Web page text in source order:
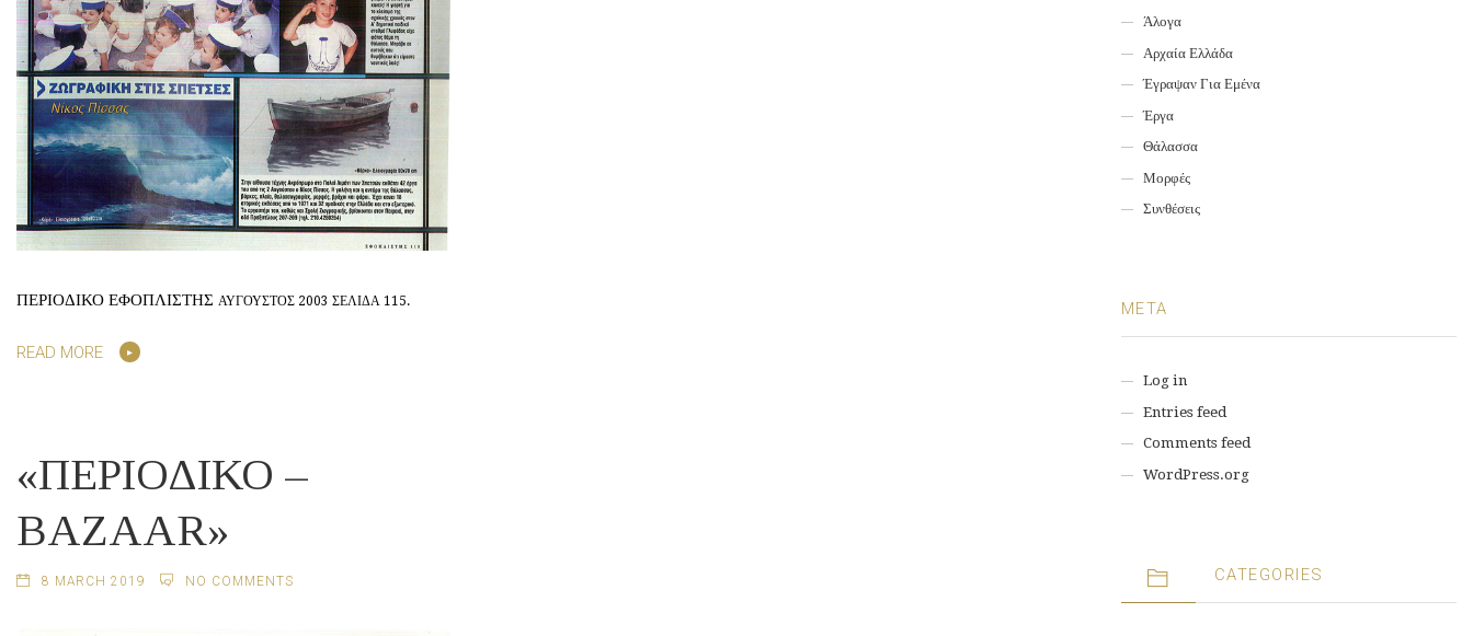
ΠΕΡΙΟΔΙΚΟ ΕΦΟΠΛΙΣΤΗΣ ΑΥΓΟΥΣΤΟΣ 2003 ΣΕΛΙΔΑ 115.
READ MORE
«ΠΕΡΙΟΔΙΚΟ –
BAZAAR»
8 MARCH 2019 NO COMMENTS
Άλογα
Αρχαία Ελλάδα
Έγραψαν Για Εμένα
Έργα
Θάλασσα
Μορφές
Συνθέσεις
META
Log in
Entries feed
Comments feed
WordPress.org
CATEGORIES